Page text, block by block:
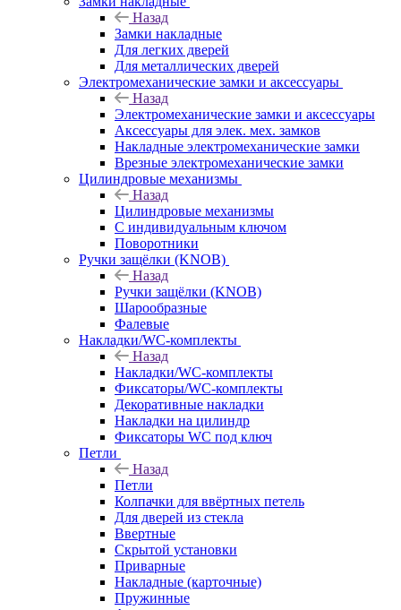
Назад
Замки накладные
Для легких дверей
Для металлических дверей
Электромеханические замки и аксессуары
Назад
Электромеханические замки и аксессуары
Аксессуары для элек. мех. замков
Накладные электромеханические замки
Врезные электромеханические замки
Цилиндровые механизмы
Назад
Цилиндровые механизмы
С индивидуальным ключом
Поворотники
Ручки защёлки (KNOB)
Назад
Ручки защёлки (KNOB)
Шарообразные
Фалевые
Накладки/WC-комплекты
Назад
Накладки/WC-комплекты
Фиксаторы/WC-комплекты
Декоративные накладки
Накладки на цилиндр
Фиксаторы WC под ключ
Петли
Назад
Петли
Колпачки для ввёртных петель
Для дверей из стекла
Ввертные
Скрытой установки
Приварные
Накладные (карточные)
Пружинные